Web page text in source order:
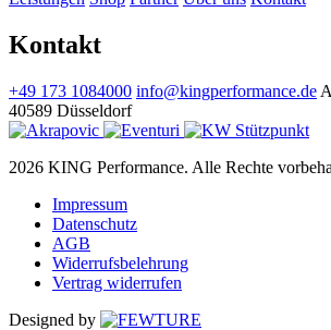
Kontakt
+49 173 1084000 info@kingperformance.de
40589 Düsseldorf
2026 KING Performance. Alle Rechte
Impressum
Datenschutz
AGB
Widerrufsbelehrung
Vertrag widerrufen
Designed by